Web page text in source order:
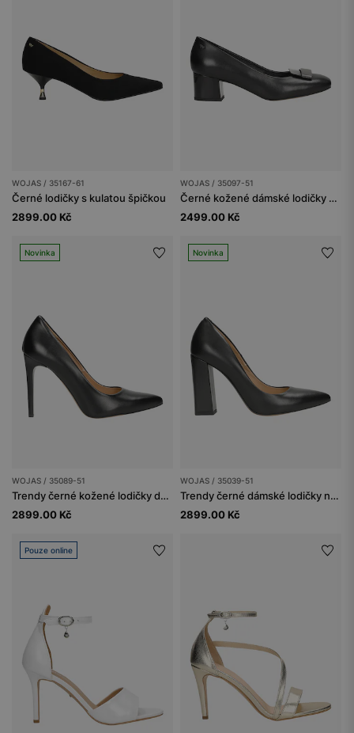
WOJAS / 35167-61
Černé lodičky s kulatou špičkou
2899.00 Kč
WOJAS / 35097-51
Černé kožené dámské lodičky s aplikací na špičce
2499.00 Kč
Novinka
WOJAS / 35089-51
Trendy černé kožené lodičky dámské na vysokém podpatku
2899.00 Kč
Novinka
WOJAS / 35039-51
Trendy černé dámské lodičky na vysokém podpatku
2899.00 Kč
Pouze online